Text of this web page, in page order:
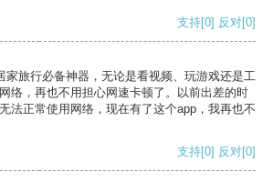
支持[0] 反对[0]
家旅行必备神器，无论是看视频、玩游戏还是工
络，再也不用担心网速卡顿了。以前出差的时
法正常使用网络，现在有了这个app，我再也不
支持[0] 反对[0]